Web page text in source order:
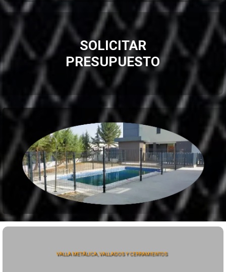
SOLICITAR
PRESUPUESTO
VALLA METÁLICA, VALLADOS Y CERRAMIENTOS